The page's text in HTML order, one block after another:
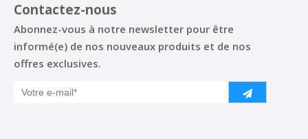
Contactez-nous
Abonnez-vous à notre newsletter pour être
informé(e) de nos nouveaux produits et de nos
offres exclusives.